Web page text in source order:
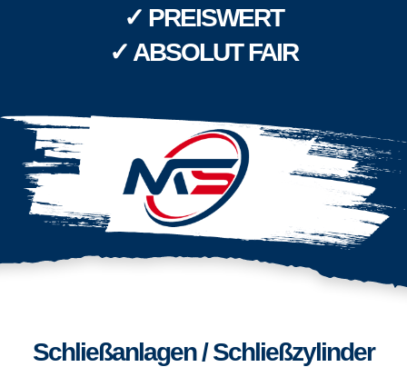
✓ PREISWERT
✓ ABSOLUT FAIR
Schließanlagen / Schließzylinder